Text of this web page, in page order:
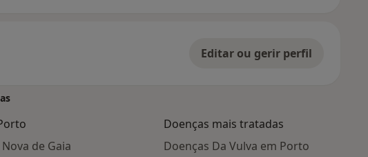
Editar ou gerir perfil
de Gaia
Doenças mais tratadas
Doenças Da Vulva em Porto